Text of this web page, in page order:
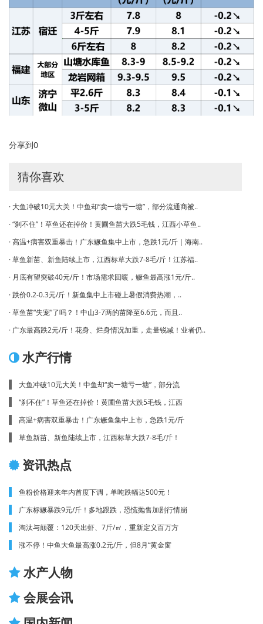
分享到0
猜你喜欢
· 大鱼冲破10元大关！中鱼却“卖一塘亏一塘”，部分流通商被..
· “刹不住”！草鱼还在掉价！黄圃鱼苗大跌5毛钱，江西小草鱼..
· 高温+病害双重暴击！广东鳜鱼集中上市，急跌1元/斤｜海南..
· 草鱼新苗、新鱼陆续上市，江西标草大跌7-8毛/斤！江苏福..
· 月底有望突破40元/斤！市场需求回暖，鳜鱼最高涨1元/斤..
· 跌价0.2-0.3元/斤！新鱼集中上市碰上暑假消费热潮，..
· 草鱼苗“失宠”了吗？！中山3-7两的苗降至6.6元，而且..
· 广东最高跌2元/斤！花身、烂身情况加重，走量锐减！业者仍..
水产行情
大鱼冲破10元大关！中鱼却“卖一塘亏一塘”，部分流
“刹不住”！草鱼还在掉价！黄圃鱼苗大跌5毛钱，江西
高温+病害双重暴击！广东鳜鱼集中上市，急跌1元/斤
草鱼新苗、新鱼陆续上市，江西标草大跌7-8毛/斤！
资讯热点
鱼粉价格迎来年内首度下调，单吨跌幅达500元！
广东标鳜暴跌9元/斤！多地跟跌，恐慌抛售加剧行情崩
淘汰与颠覆：120天出虾、7斤/㎡，重新定义百万方
涨不停！中鱼大鱼最高涨0.2元/斤，但8月“黄金窗
水产人物
会展会讯